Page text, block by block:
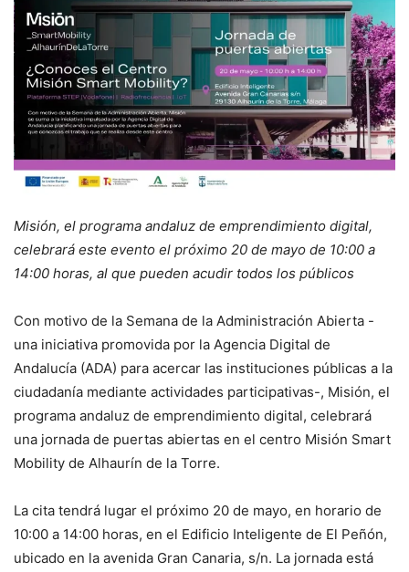
Misión, el programa andaluz de emprendimiento digital,
celebrará este evento el próximo 20 de mayo de 10:00 a
14:00 horas, al que pueden acudir todos los públicos
Con motivo de la Semana de la Administración Abierta -
una iniciativa promovida por la Agencia Digital de
Andalucía (ADA) para acercar las instituciones públicas a la
ciudadanía mediante actividades participativas-, Misión, el
programa andaluz de emprendimiento digital, celebrará
una jornada de puertas abiertas en el centro Misión Smart
Mobility de Alhaurín de la Torre.
La cita tendrá lugar el próximo 20 de mayo, en horario de
10:00 a 14:00 horas, en el Edificio Inteligente de El Peñón,
ubicado en la avenida Gran Canaria, s/n. La jornada está